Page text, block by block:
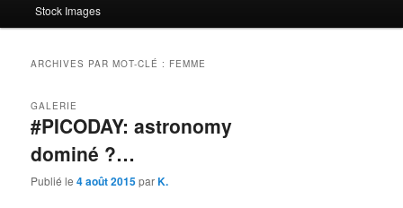
Stock Images
ARCHIVES PAR MOT-CLÉ : FEMME
#PICODAY: astronomy
dominé ?…
GALERIE
Publié le4 août 2015parK.